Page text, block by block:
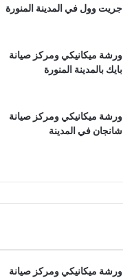
جريت وول في المدينة المنورة
ورشة ميكانيكي ومركز صيانة
بايك بالمدينة المنورة
ورشة ميكانيكي ومركز صيانة
شانجان في المدينة
ورشة ميكانيكي ومركز صيانة